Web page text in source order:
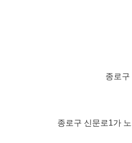
종로구
종로구 신문로1가